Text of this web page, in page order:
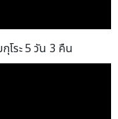
โระ 5 วัน 3 คืน